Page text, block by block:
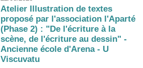
Atelier Illustration de textes
proposé par l'association l'Aparté
(Phase 2) : "De l'écriture à la
scène, de l'écriture au dessin" -
Ancienne école d'Arena - U
Viscuvatu